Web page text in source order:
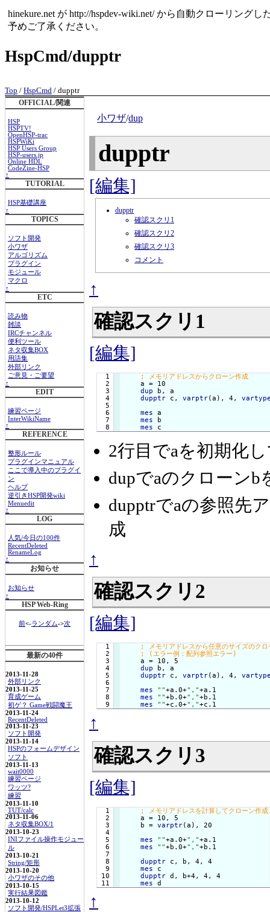
hinekure.net が http://hspdev-wiki.net/ から自動クローリング
予めご了承ください。
HspCmd/dupptr
Top / HspCmd / dupptr
OFFICIAL/関連
HSP
HSPTV!
OpenHSP-trac
HSPWiKi
HSP Users Group
HSP-users.jp
Online HDL
CodeZine-HSP
↑
TUTORIAL
HSP基礎講座
↑
TOPICS
ソフト開発
小ワザ
アルゴリズム
プラグイン
モジュール
マクロ
↑
ETC
読み物
雑談
IRCチャンネル
便利ツール
ネタ収集BOX
用語集
外部リンク
ご意見・ご要望
↑
EDIT
練習ページ
InterWikiName
↑
REFERENCE
整形ルール
プラグインマニュアル
ここで導入中のプラグイ
ン
ヘルプ
逆引きHSP開発wiki
Menuedit
↑
LOG
人気/今日の100件
RecentDeleted
RenameLog
↑
お知らせ
お知らせ
↑
HSP Web-Ring
前<-ランダム->次
最新の40件
2013-11-28
外部リンク
2013-11-25
育成ゲーム
初ゲ？ Game戦闘魔王
2013-11-24
RecentDeleted
2013-11-23
ソフト開発
2013-11-14
HSPのフォームデザイン
ソフト
2013-11-13
wait0000
練習ページ
ワッツ?
練習
2013-11-10
TUT/calc
2013-11-06
ネタ収集BOX/1
2013-10-23
INIファイル操作モジュー
ル
2013-10-21
String/矩形
2013-10-20
小ワザのその他
2013-10-15
実行結果図鑑
2013-10-12
ソフト開発/HSPLet3拡張
小ワザ/dup
dupptr
[編集]
dupptr
確認スクリ1
確認スクリ2
確認スクリ3
コメント
↑
確認スクリ1
[編集]
  1
  2
  3
  4
  5
  6
  7
    a = 10
dup
b, a
dupptr c, varptr(a), 4,
mes
a
mes
b
mes
c
2行目でaを初期化
dupでaのクローンb
dupptrでaの参照先
成
↑
確認スクリ2
[編集]
  1
  2
  3
  4
  5
  6
  7
  8
    a = 10, 5
dup
b, a
dupptr c, varptr(a), 4,
mes
""+a.0+","+a.1
mes
""+b.0+","+b.1
mes
""+c.0+","+c.1
↑
確認スクリ3
[編集]
  1
  2
  3
  4
  5
  6
  7
  8
  9
10
    a = 10, 5
    b =
varptr(a), 20
mes
""+a.0+","+a.1
mes
""+b.0+","+b.1
dupptr c, b, 4, 4
mes
c
dupptr d, b+4, 4, 4
mes
d
↑